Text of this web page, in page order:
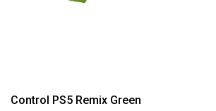
Control PS5 Remix Green